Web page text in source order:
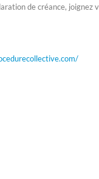
de créance, joignez